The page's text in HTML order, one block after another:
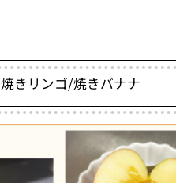
焼きリンゴ/焼きバナナ